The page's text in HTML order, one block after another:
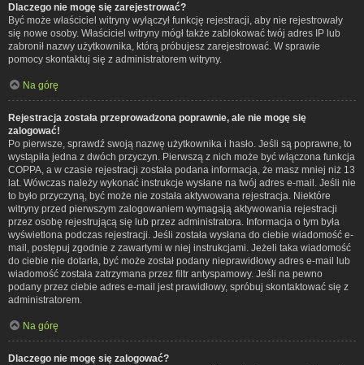
Dlaczego nie mogę się zarejestrować?
Być może właściciel witryny wyłączył funkcję rejestracji, aby nie rejestrowały
się nowe osoby. Właściciel witryny mógł także zablokować twój adres IP lub
zabronił nazwy użytkownika, którą próbujesz zarejestrować. W sprawie
pomocy skontaktuj się z administratorem witryny.
Na górę
Rejestracja została przeprowadzona poprawnie, ale nie mogę się
zalogować!
Po pierwsze, sprawdź swoją nazwę użytkownika i hasło. Jeśli są poprawne, to
wystąpiła jedna z dwóch przyczyn. Pierwszą z nich może być włączona funkcja
COPPA, a w czasie rejestracji została podana informacja, że masz mniej niż 13
lat. Wówczas należy wykonać instrukcje wysłane na twój adres e-mail. Jeśli nie
to było przyczyną, być może nie została aktywowana rejestracja. Niektóre
witryny przed pierwszym zalogowaniem wymagają aktywowania rejestracji
przez osobę rejestrującą się lub przez administratora. Informacja o tym była
wyświetlona podczas rejestracji. Jeśli została wysłana do ciebie wiadomość e-
mail, postępuj zgodnie z zawartymi w niej instrukcjami. Jeżeli taka wiadomość
do ciebie nie dotarła, być może został podany nieprawidłowy adres e-mail lub
wiadomość została zatrzymana przez filtr antyspamowy. Jeśli na pewno
podany przez ciebie adres e-mail jest prawidłowy, spróbuj skontaktować się z
administratorem.
Na górę
Dlaczego nie mogę się zalogować?